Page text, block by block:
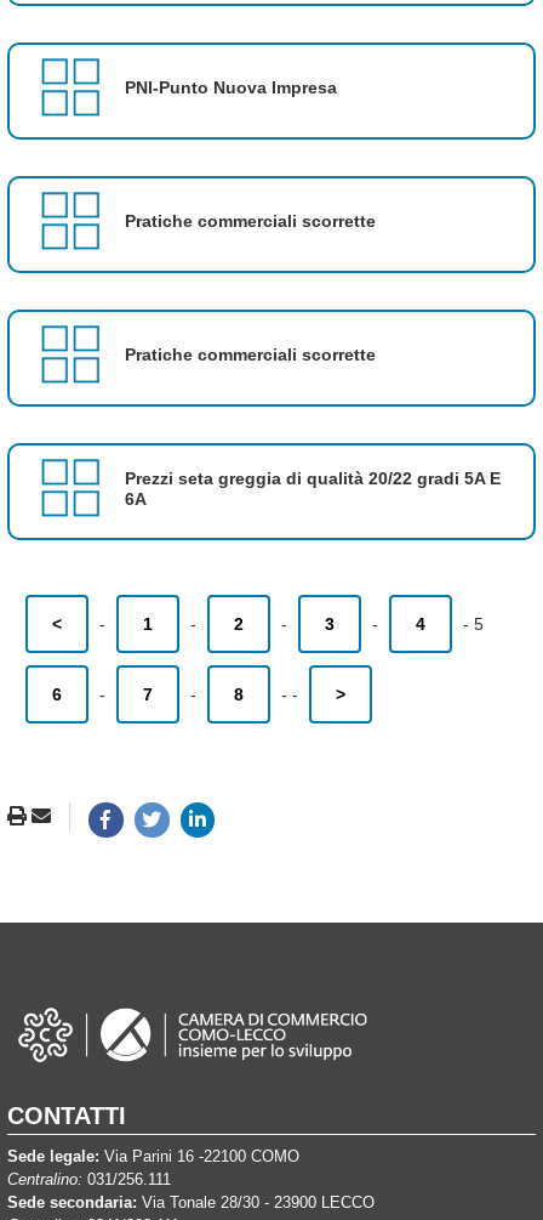
PNI-Punto Nuova Impresa
Pratiche commerciali scorrette
Pratiche commerciali scorrette
Prezzi seta greggia di qualità 20/22 gradi 5A E
6A
< - 1 - 2 - 3 - 4 - 5
6 - 7 - 8 - - >
CONTATTI
Sede legale: Via Parini 16 -22100 COMO
Centralino: 031/256.111
Sede secondaria: Via Tonale 28/30 - 23900 LECCO